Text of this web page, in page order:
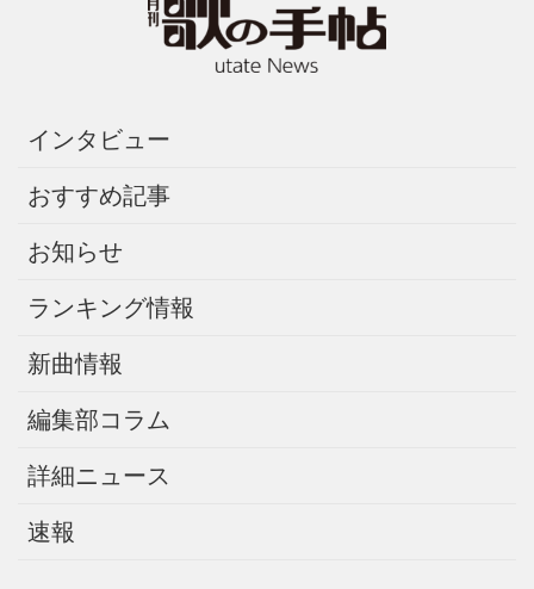
インタビュー
おすすめ記事
お知らせ
ランキング情報
新曲情報
編集部コラム
詳細ニュース
速報